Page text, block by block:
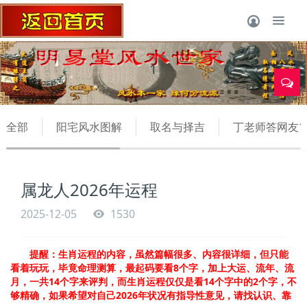
1
全部 阳宅风水图解 取名与择吉 丁老师答网友
属龙人2026年运程
2025-12-05 1530
提醒：生肖运程的内容，虽然篇幅很多、内容很详细，但只能
看着玩玩，毕竟命理测算，最起码要看8个字，加上大运、流年、流
月，一共14个字来评判，而生肖运程仅仅是看14个字中的2个字，不
够精确，如果希望对自己2026年状况有指导性意见，请找认识、靠